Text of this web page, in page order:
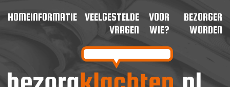
HOMEINFORMATIE
VEELGESTELDE
VRAGEN
VOOR
WIE?
BEZORGER
WORDEN